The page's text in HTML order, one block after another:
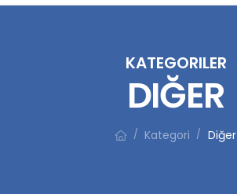
KATEGORILER
DIĞER
/ Kategori / Diğer